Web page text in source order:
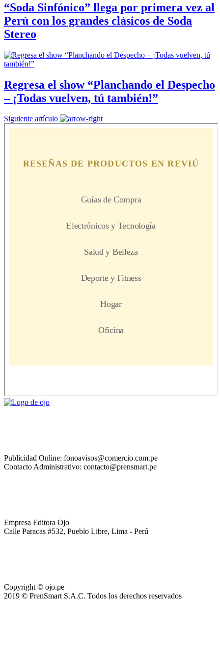
“Soda Sinfónico” llega por primera vez al
Perú con los grandes clásicos de Soda
Stereo
Regresa el show “Planchando el Despecho
– ¡Todas vuelven, tú también!”
Siguiente artículo
Publicidad Online: fonoavisos@comercio.com.pe
Contacto Administrativo: contacto@prensmart.pe
Empresa Editora Ojo
Calle Paracas #532, Pueblo Libre, Lima - Perú
Copyright © ojo.pe
2019 © PrenSmart S.A.C. Todos los derechos reservados